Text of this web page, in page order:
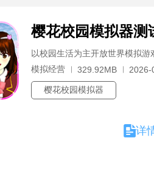
樱花校园模拟器测
以校园生活为主开放世界模拟游
模拟经营
329.92MB 2026-
樱花校园模拟器
详